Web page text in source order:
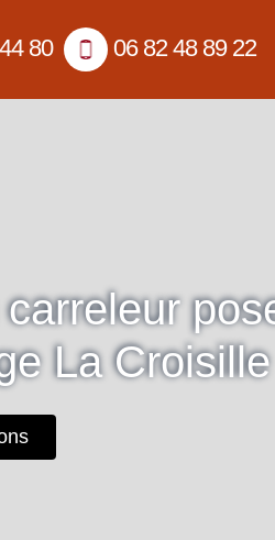
80 06 82 48 89 22
La